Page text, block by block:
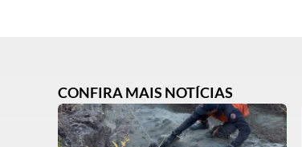
CONFIRA MAIS NOTÍCIAS